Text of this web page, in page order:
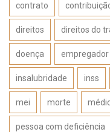
contrato
direitos direitos do
doença empregador
insalubridade inss
mei morte
pessoa com deficiência